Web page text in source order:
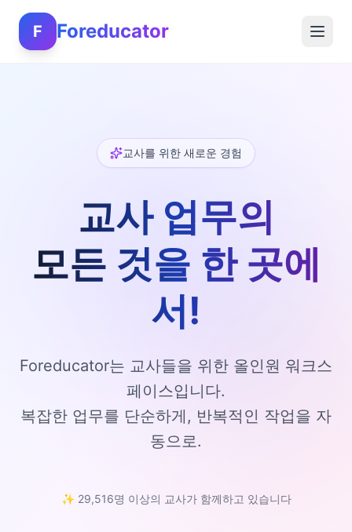
F Foreducator
교사를 위한 새로운 경험
교사 업무의
모든 것을 한 곳에
서!
Foreducator는 교사들을 위한 올인원 워크스
페이스입니다.
복잡한 업무를 단순하게, 반복적인 작업을 자
동으로.
✨ 29,516명 이상의 교사가 함께하고 있습니다